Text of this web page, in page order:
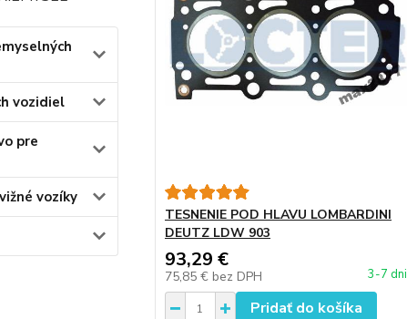
vozidiel
pre
vozíky
TESNENIE POD HLAVU LOMBARDINI
DEUTZ LDW 903
93,29 €
75,85 € bez DPH 3-7 dni
Pridať do košíka